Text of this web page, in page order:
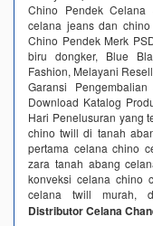
Chino Pendek Celana
celana jeans dan
Chino Pendek Merk
biru dongker, Blue
Fashion, Melayani
Garansi
Download Katalog
Hari Penelusuran yang
chino twill di tanah
pertama celana chino
zara tanah abang
konveksi celana chino
celana twill murah,
Distributor Celana